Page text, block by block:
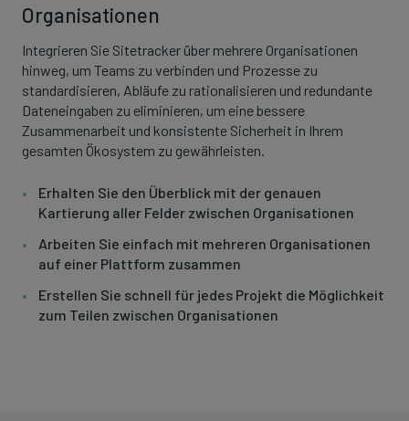
Organisationen
Integrieren Sie Sitetracker über mehrere Organisationen
hinweg, um Teams zu verbinden und Prozesse zu
standardisieren, Abläufe zu rationalisieren und redundante
Dateneingaben zu eliminieren, um eine bessere
Zusammenarbeit und konsistente Sicherheit in Ihrem
gesamten Ökosystem zu gewährleisten.
Erhalten Sie den Überblick mit der genauen
Kartierung aller Felder zwischen Organisationen
Arbeiten Sie einfach mit mehreren Organisationen
auf einer Plattform zusammen
Erstellen Sie schnell für jedes Projekt die Möglichkeit
zum Teilen zwischen Organisationen